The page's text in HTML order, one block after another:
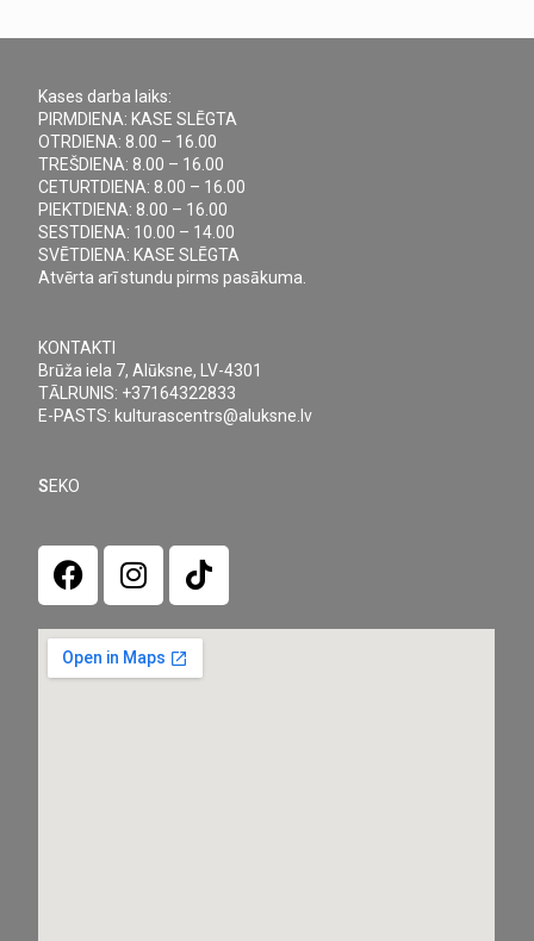
Kases darba laiks:
PIRMDIENA: KASE SLĒGTA
OTRDIENA: 8.00 – 16.00
TREŠDIENA: 8.00 – 16.00
CETURTDIENA: 8.00 – 16.00
PIEKTDIENA: 8.00 – 16.00
SESTDIENA: 10.00 – 14.00
SVĒTDIENA: KASE SLĒGTA
Atvērta arī stundu pirms pasākuma.
KONTAKTI
Brūža iela 7, Alūksne, LV-4301
TĀLRUNIS: +37164322833
E-PASTS: kulturascentrs@aluksne.lv
SEKO